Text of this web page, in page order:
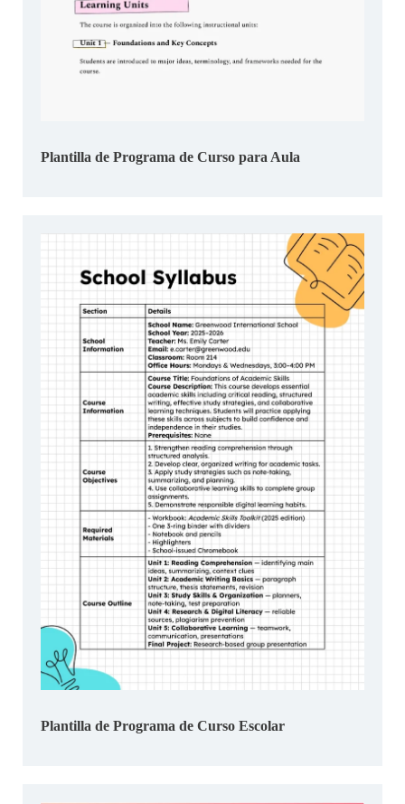
Plantilla de Programa de Curso para Aula
Plantilla de Programa de Curso Escolar